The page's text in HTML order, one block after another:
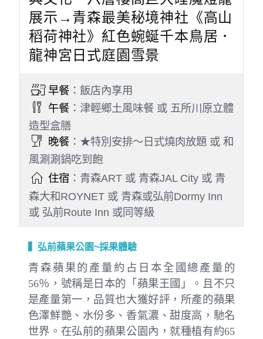
展示→青森最美秘境神社《高山
稻荷神社》紅色蜿蜒千本鳥居．
龍神宮日式庭園雪景
早餐：飯店內享用
午餐：津輕鄉土風味餐 或 五所川原立體
造型盒膳
晚餐：★特別安排～日式燒肉放題 或 和
風涮涮鍋吃到飽
住宿：青森ART 或 青森JAL City 或 青
森大和ROYNET 或 青森或弘前Dormy Inn
或 弘前Route Inn 或同等級
▍弘前蘋果公園~採果體驗
青森蘋果的產量約占日本全國總產量的
56％，號稱是日本的「蘋果王國」。且不只
是產量第一，品質也大獲好評，所產的蘋果
色澤鮮艷、水份多、香氣濃、甜度高，馳名
世界。在弘前的蘋果公園內，就種植有約65